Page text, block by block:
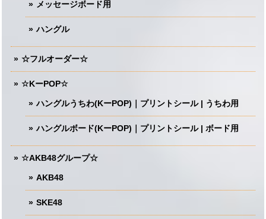
メッセージボード用
ハングル
☆フルオーダー☆
☆KーPOP☆
ハングルうちわ(KーPOP)｜プリントシール | うちわ用
ハングルボード(KーPOP)｜プリントシール | ボード用
☆AKB48グループ☆
AKB48
SKE48